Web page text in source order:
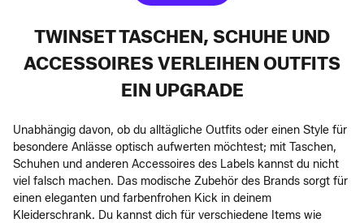
TWINSET TASCHEN, SCHUHE UND
ACCESSOIRES VERLEIHEN OUTFITS
EIN UPGRADE
Unabhängig davon, ob du alltägliche Outfits oder einen Style für
besondere Anlässe optisch aufwerten möchtest; mit Taschen,
Schuhen und anderen Accessoires des Labels kannst du nicht
viel falsch machen. Das modische Zubehör des Brands sorgt für
einen eleganten und farbenfrohen Kick in deinem
Kleiderschrank. Du kannst dich für verschiedene Items wie